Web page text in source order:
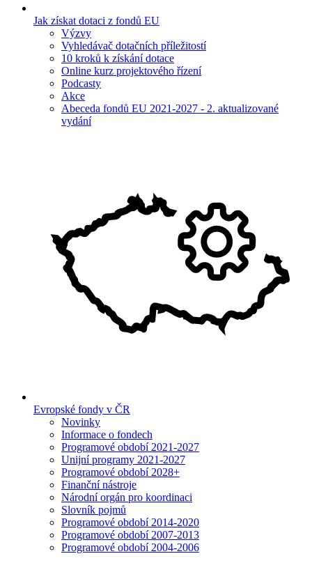
Jak získat dotaci z fondů EU
Výzvy
Vyhledávač dotačních příležitostí
10 kroků k získání dotace
Online kurz projektového řízení
Podcasty
Akce
Abeceda fondů EU 2021-2027 - 2. aktualizované
vydání
Evropské fondy v ČR
Novinky
Informace o fondech
Programové období 2021-2027
Unijní programy 2021-2027
Programové období 2028+
Finanční nástroje
Národní orgán pro koordinaci
Slovník pojmů
Programové období 2014-2020
Programové období 2007-2013
Programové období 2004-2006